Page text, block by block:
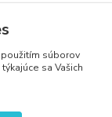
súborov
sa Vašich